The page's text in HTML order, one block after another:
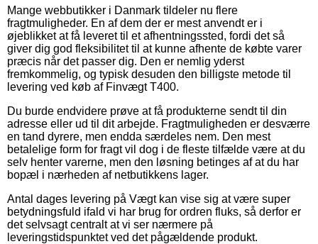
Mange webbutikker i Danmark tildeler nu flere
fragtmuligheder. En af dem der er mest anvendt er i
øjeblikket at få leveret til et afhentningssted, fordi det så
giver dig god fleksibilitet til at kunne afhente de købte varer
præcis når det passer dig. Den er nemlig yderst
fremkommelig, og typisk desuden den billigste metode til
levering ved køb af Finvægt T400.
Du burde endvidere prøve at få produkterne sendt til din
adresse eller ud til dit arbejde. Fragtmuligheden er desværre
en tand dyrere, men endda særdeles nem. Den mest
betalelige form for fragt vil dog i de fleste tilfælde være at du
selv henter varerne, men den løsning betinges af at du har
bopæl i nærheden af netbutikkens lager.
Antal dages levering på Vægt kan vise sig at være super
betydningsfuld ifald vi har brug for ordren fluks, så derfor er
det selvsagt centralt at vi ser nærmere på
leveringstidspunktet ved det pågældende produkt.